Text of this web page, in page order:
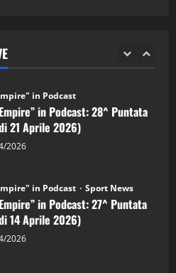
2026
in Podcast
in Podcast: 28^ Puntata
21 Aprile 2026)
2026
in Podcast Sport News
in Podcast: 27^ Puntata
14 Aprile 2026)
2026